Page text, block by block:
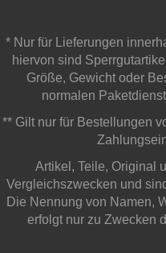
* Nur für Lieferungen
hiervon sind
Größe, Gewicht oder
normalen
** Gilt nur für Bestellungen
Artikel, Teile, Original
Vergleichszwecken und
Die Nennung von Namen,
erfolgt nur zu Zwecken